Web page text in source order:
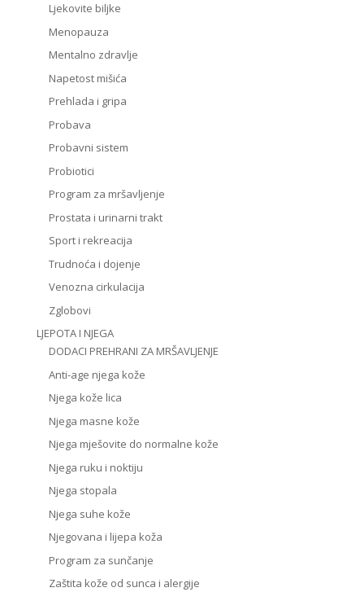
Ljekovite biljke
Menopauza
Mentalno zdravlje
Napetost mišića
Prehlada i gripa
Probava
Probavni sistem
Probiotici
Program za mršavljenje
Prostata i urinarni trakt
Sport i rekreacija
Trudnoća i dojenje
Venozna cirkulacija
Zglobovi
LJEPOTA I NJEGA
DODACI PREHRANI ZA MRŠAVLJENJE
Anti-age njega kože
Njega kože lica
Njega masne kože
Njega mješovite do normalne kože
Njega ruku i noktiju
Njega stopala
Njega suhe kože
Njegovana i lijepa koža
Program za sunčanje
Zaštita kože od sunca i alergije